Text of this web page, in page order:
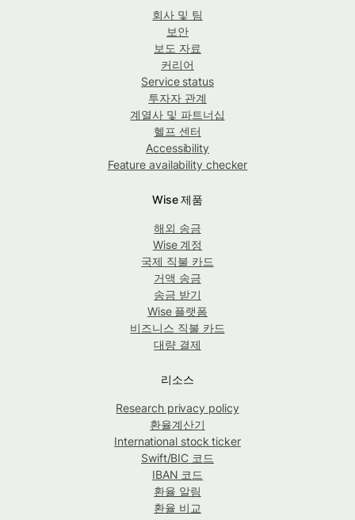
회사 및 팀
보안
보도 자료
커리어
Service status
투자자 관계
계열사 및 파트너십
헬프 센터
Accessibility
Feature availability checker
Wise 제품
해외 송금
Wise 계정
국제 직불 카드
거액 송금
송금 받기
Wise 플랫폼
비즈니스 직불 카드
대량 결제
리소스
Research privacy policy
환율계산기
International stock ticker
Swift/BIC 코드
IBAN 코드
환율 알림
환율 비교